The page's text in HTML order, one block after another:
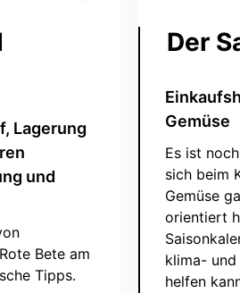
Lagerung
und
Bete am
Tipps.
Der
Gemüse
Es ist
sich beim
Gemüse
orientiert
klima-
helfen